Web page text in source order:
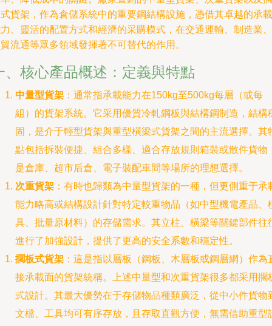
貨架，作為倉儲系統中的重要鋼結構設施，憑借其卓越的承載
、靈活的配置方式和經濟的采購模式，在交通運輸、制造業、
流通等眾多領域發揮著不可替代的作用。
、核心產品概述：定義與特點
中量型貨架 ：通常指承載能力在150kg至500kg每層（或每
組）的貨架系統。它采用優質冷軋鋼板與結構鋼制造，結構
固，是介于輕型貨架與重型橫梁式貨架之間的主流選擇。其
點包括拆裝便捷、組合多樣、適合存放規則箱裝或散件貨物
是倉庫、超市后倉、電子裝配車間等場所的理想選擇。
次重貨架 ：有時也歸類為中量型貨架的一種，但更側重于承
能力略高或結構設計針對特定較重物品（如中型機電產品、
具、批量原材料）的存儲需求。其立柱、橫梁等關鍵部件往
進行了加強設計，提供了更高的安全系數和穩定性。
擱板式貨架 ：這是指以層板（鋼板、木層板或鋼層網）作為
接承載面的貨架統稱。上述中量型和次重貨架很多都采用擱
式設計。其最大優勢在于存儲物品種類廣泛，從中小件貨物
文檔、工具均可有序存放，且存取直觀方便，無需借助重型